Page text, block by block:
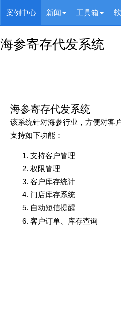
案例中心 新闻 工具箱
海参寄存代发系统
海参寄存代发系统
该系统针对海参行业，方便对客
支持如下功能：
支持客户管理
权限管理
客户库存统计
门店库存系统
自动短信提醒
客户订单、库存查询